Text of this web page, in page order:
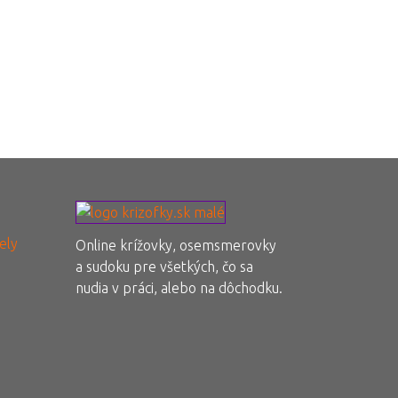
Online krížovky, osemsmerovky
a sudoku pre všetkých, čo sa
nudia v práci, alebo na dôchodku.